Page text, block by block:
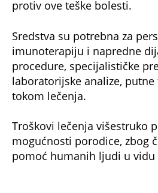
imunoterapiju i napredne
procedure, specijalističke
laboratorijske analize, putne
tokom lečenja.
mogućnosti porodice, zbog
pomoć humanih ljudi u vidu